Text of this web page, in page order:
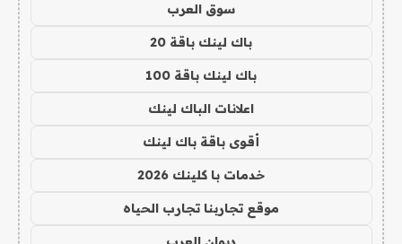
سوق العرب
باك لينك باقة 20
باك لينك باقة 100
اعلانات الباك لينك
أقوى باقة باك لينك
خدمات با كلينك 2026
موقع تجاربنا تجارب الحياه